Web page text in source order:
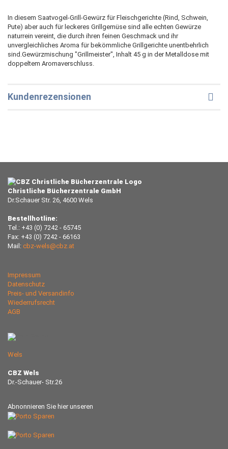
In diesem Saatvogel-Grill-Gewürz für Fleischgerichte (Rind, Schwein,
Pute) aber auch für leckeres Grillgemüse sind alle echten Gewürze
naturrein vereint, die durch ihren feinen Geschmack und ihr
unvergleichliches Aroma für bekömmliche Grillgerichte unentbehrlich
sind.Gewürzmischung "Grillmeister", Inhalt 45 g in der Metalldose mit
doppeltem Aromaverschluss.
Kundenrezensionen
Christliche Bücherzentrale GmbH
Dr.Schauer Str. 26, 4600 Wels
Bestellhotline:
Tel.: +43 (0) 7242 - 65745
Fax: +43 (0) 7242 - 66163
Mail: cbz-wels@cbz.at
Impressum
Datenschutz
Preis- und Versandinfo
Wiederrufsrecht
AGB
Wels
CBZ Wels
Dr.-Schauer- Str.26
Abnonnieren Sie hier unseren